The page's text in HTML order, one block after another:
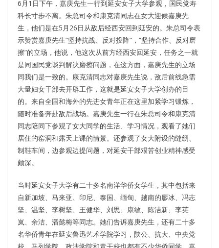
6月1日下午，嘉庚先生一行到延安女子大学参观，国民党寿
科长寸步不离。朱总司令和康克清同志在女大迎候嘉庚先
生，他们是在5月26日从敌后经西安回到延安的。朱总司令表
示赞赏嘉庚先生“坚持抗战、反对投降”，“坚持合作、反对磨
擦”的立场，他说，他这次从前方经西安回延安，任务之一就
是同国民党谈判解决磨擦问题，在这方面，嘉庚先生的立场
同我们是一致的。康克清同志对嘉庚先生说，敌后前线急需
大量妇女干部去开辟工作，这就是延安女子大学创办的目
的。来自全国和海外的先进女青年正在这里加紧学习锻炼，
随时准备奔赴敌后战场。嘉庚先生一行在朱总司令和康克清
同志陪同下参观了女大同学的生活、学习情况，观看了她们
居住的窑洞和露天上课的情景。还参观了女大附设的缝纫、
制鞋车间，边参观边提问题，对延安干部艰苦创业精神感受
颇深。
当时延安女子大学有二十多名南洋华侨女学生，其中包括来
自新加坡、马来亚、印尼、泰国、缅甸、越南的廖冰、冯志
坚、温坚、李树坚、王健华、刘思、康敏、陈洁新、李英
岚、余洁、潘懿梅等同志。她们告诉嘉庚先生，还有二十多
名华侨青年在延安鲁迅艺术学院学习，陕公、抗大、中央党
校、马列学院、政法学院和青干校也都有不少华侨同学。嘉